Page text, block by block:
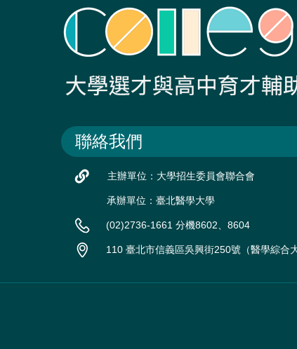
聯絡我們
主辦單位：大學招生委員會聯合會
承辦單位：臺北醫學大學
(02)2736-1661 分機8602、8604
110 臺北市信義區吳興街250號（醫學綜合